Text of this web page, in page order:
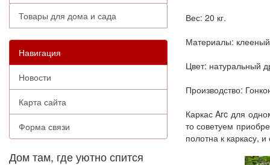
Товары для дома и сада
Навигация
Новости
Карта сайта
Форма связи
Дом там, где уютно спится
Вес: 20 кг.
Материалы:
Цвет: натуральный
Производство:
Каркас Arc для
то советуем
полотна к каркасу,